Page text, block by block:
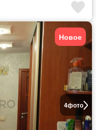
4фото
Новое